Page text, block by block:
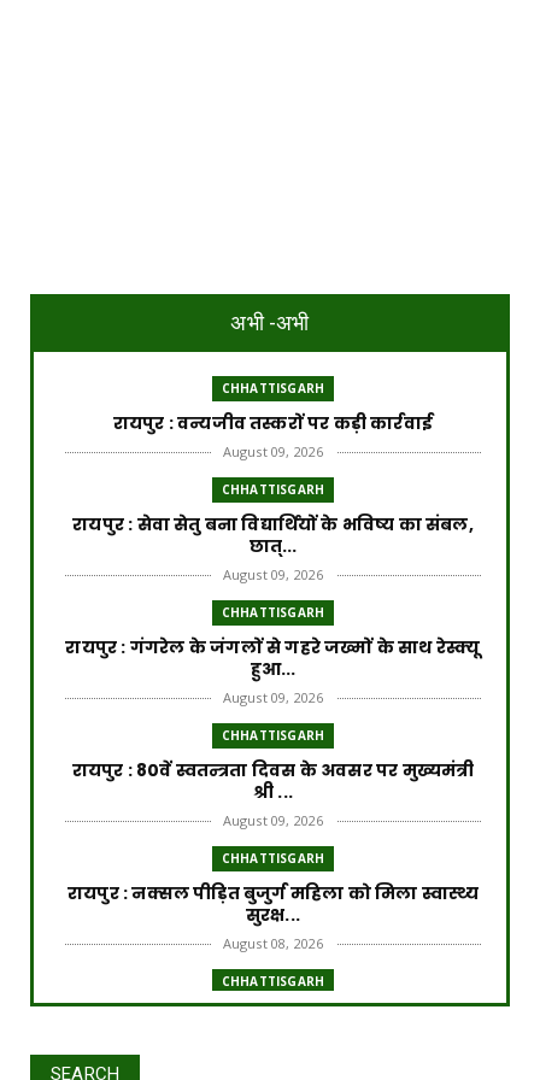
अभी -अभी
CHHATTISGARH
रायपुर : वन्यजीव तस्करों पर कड़ी कार्रवाई
August 09, 2026
CHHATTISGARH
रायपुर : सेवा सेतु बना विद्यार्थियों के भविष्य का संबल,
छात्...
August 09, 2026
CHHATTISGARH
रायपुर : गंगरेल के जंगलों से गहरे जख्मों के साथ रेस्क्यू
हुआ...
August 09, 2026
CHHATTISGARH
रायपुर : 80वें स्वतन्त्रता दिवस के अवसर पर मुख्यमंत्री
श्री ...
August 09, 2026
CHHATTISGARH
रायपुर : नक्सल पीड़ित बुजुर्ग महिला को मिला स्वास्थ्य
सुरक्ष...
August 08, 2026
CHHATTISGARH
SEARCH